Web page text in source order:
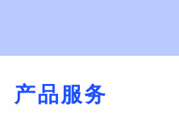
产品服务